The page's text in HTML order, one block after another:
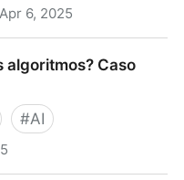
Apr 6, 2025
públicos
algoritmos? Caso
#AI